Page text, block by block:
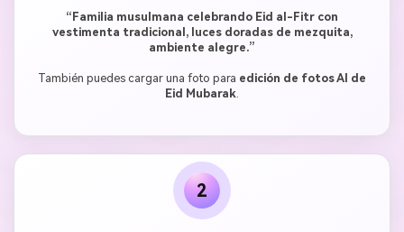
“Familia musulmana celebrando Eid al-Fitr con
vestimenta tradicional, luces doradas de mezquita,
ambiente alegre.”
También puedes cargar una foto para edición de fotos AI de
Eid Mubarak
2